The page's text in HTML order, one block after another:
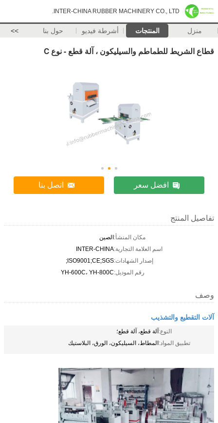
INTER-CHINA RUBBER MACHINERY CO., LTD.
منزل المنتجات أشرطة فيديو حول بنا >>
قطاع الشريط للطماطم والسيليكون ، آلة قطع - نوع C
افضل سعر اتصل بنا
تفاصيل المنتج
مكان المنشأ:الصين
اسم العلامة التجارية:INTER-CHINA
إصدار الشهادات:ISO9001;CE;SGS;
رقم الموديل:YH-600C، YH-800C
وصف
آلات التقطيع والتشذيب
النوع:آلة قطع، آلة قطع؛
تطبيق المواد:المطاط، السيليكون، الورق، البلاستيك